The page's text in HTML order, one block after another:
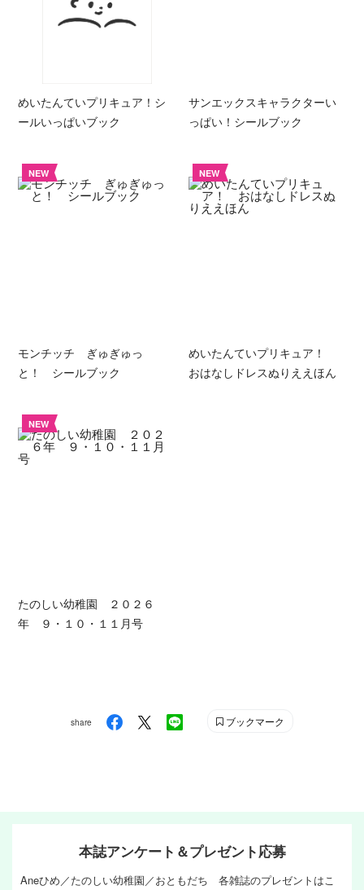
めいたんていプリキュア！シ
ールいっぱいブック
サンエックスキャラクターい
っぱい！シールブック
NEW
モンチッチ ぎゅぎゅっ
と！ シールブック
NEW
めいたんていプリキュア！
おはなしドレスぬりええほん
NEW
たのしい幼稚園 ２０２６
年 ９・１０・１１月号
share ブックマーク
本誌アンケート＆プレゼント応募
Aneひめ／たのしい幼稚園／おともだち 各雑誌のプレゼントはこ